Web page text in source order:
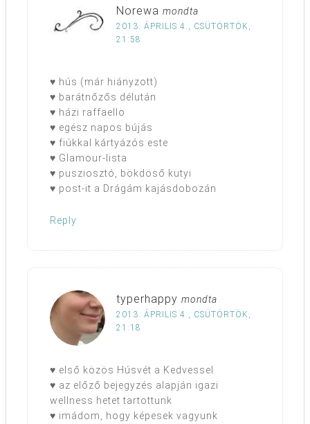
Norewa mondta
2013. ÁPRILIS 4., CSÜTÖRTÖK,
21:58
♥ hús (már hiányzott)
♥ barátnőzős délután
♥ házi raffaello
♥ egész napos bújás
♥ fiúkkal kártyázós este
♥ Glamour-lista
♥ pusziosztó, bökdöső kutyi
♥ post-it a Drágám kajásdobozán
Reply
typerhappy mondta
2013. ÁPRILIS 4., CSÜTÖRTÖK,
21:18
♥ első közös Húsvét a Kedvessel
♥ az előző bejegyzés alapján igazi
wellness hetet tartottunk
♥ imádom, hogy képesek vagyunk